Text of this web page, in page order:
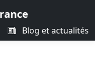
Blog et actualités